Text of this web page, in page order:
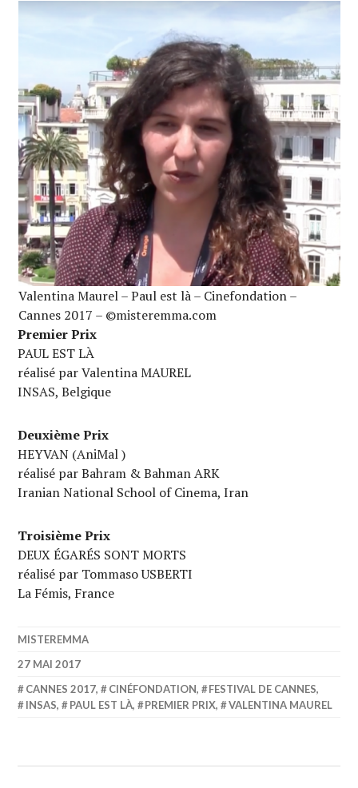
Valentina Maurel – Paul est là – Cinefondation –
Cannes 2017 – ©misteremma.com
Premier Prix
PAUL EST LÀ
réalisé par Valentina MAUREL
INSAS, Belgique
Deuxième Prix
HEYVAN (AniMal )
réalisé par Bahram & Bahman ARK
Iranian National School of Cinema, Iran
Troisième Prix
DEUX ÉGARÉS SONT MORTS
réalisé par Tommaso USBERTI
La Fémis, France
MISTEREMMA
27 MAI 2017
CANNES 2017, CINÉFONDATION, FESTIVAL DE CANNES,
INSAS, PAUL EST LÀ, PREMIER PRIX, VALENTINA MAUREL